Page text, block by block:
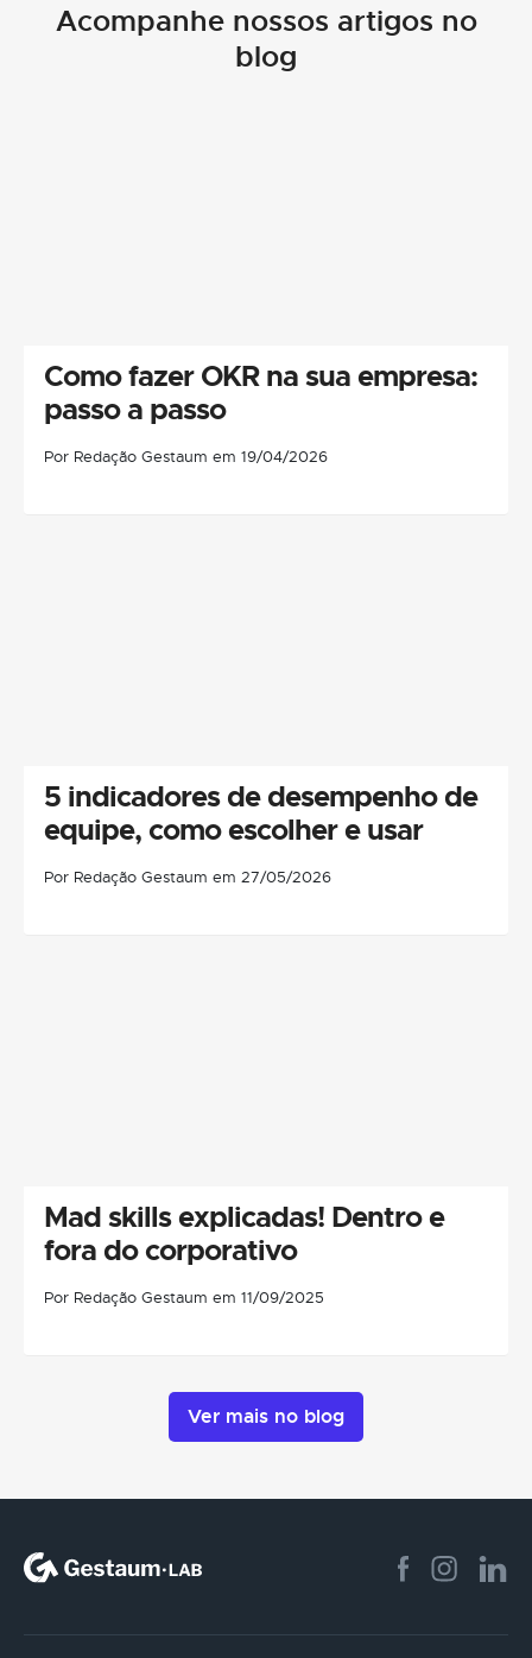
Acompanhe nossos artigos no
blog
Como fazer OKR na sua empresa:
passo a passo
Por Redação Gestaum em 19/04/2026
5 indicadores de desempenho de
equipe, como escolher e usar
Por Redação Gestaum em 27/05/2026
Mad skills explicadas! Dentro e
fora do corporativo
Por Redação Gestaum em 11/09/2025
Ver mais no blog